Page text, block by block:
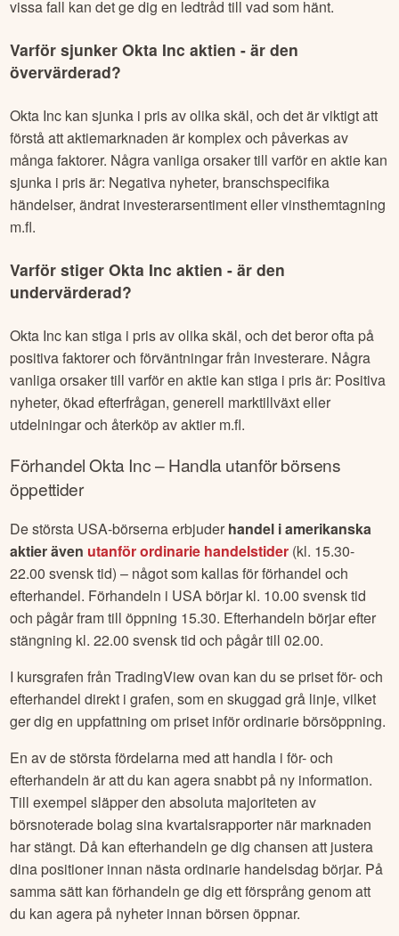
komplexiteter som kan påverka aktiemarknaden. Men i
vissa fall kan det ge dig en ledtråd till vad som hänt.
Varför sjunkerOkta Incaktien - är den
övervärderad?
Okta Inc kan sjunka i pris av olika skäl, och det är viktigt att
förstå att aktiemarknaden är komplex och påverkas av
många faktorer. Några vanliga orsaker till varför en aktie kan
händelser, ändrat investerarsentiment eller vinsthemtagning
m.fl.
Varför stigerOkta Incaktien - är den
undervärderad?
Okta Inc kan stiga i pris av olika skäl, och det beror ofta på
positiva faktorer och förväntningar från investerare. Några
nyheter, ökad efterfrågan, generell marktillväxt eller
utdelningar och återköp av aktier m.fl.
FörhandelOkta Inc– Handla utanför börsens
öppettider
De största USA-börserna erbjuderhandel i amerikanska
aktier ävenutanför ordinarie handelstider(kl. 15.30-
22.00 svensk tid) – något som kallas för förhandel och
och pågår fram till öppning 15.30. Efterhandeln börjar efter
stängning kl. 22.00 svensk tid och pågår till 02.00.
efterhandel direkt i grafen, som en skuggad grå linje, vilket
ger dig en uppfattning om priset inför ordinarie börsöppning.
En av de största fördelarna med att handla i för- och
efterhandeln är att du kan agera snabbt på ny information.
Till exempel släpper den absoluta majoriteten av
börsnoterade bolag sina kvartalsrapporter när marknaden
har stängt. Då kan efterhandeln ge dig chansen att justera